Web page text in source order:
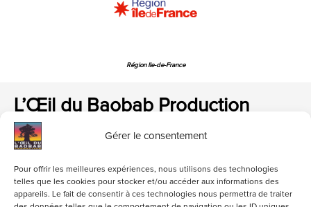
Gérer le consentement
Pour offrir les meilleures expériences, nous utilisons des technologies
telles que les cookies pour stocker et/ou accéder aux informations des
appareils. Le fait de consentir à ces technologies nous permettra de traiter
Région Ile-de-France
L’Œil du Baobab Production
loeildubaobab@gmail.com